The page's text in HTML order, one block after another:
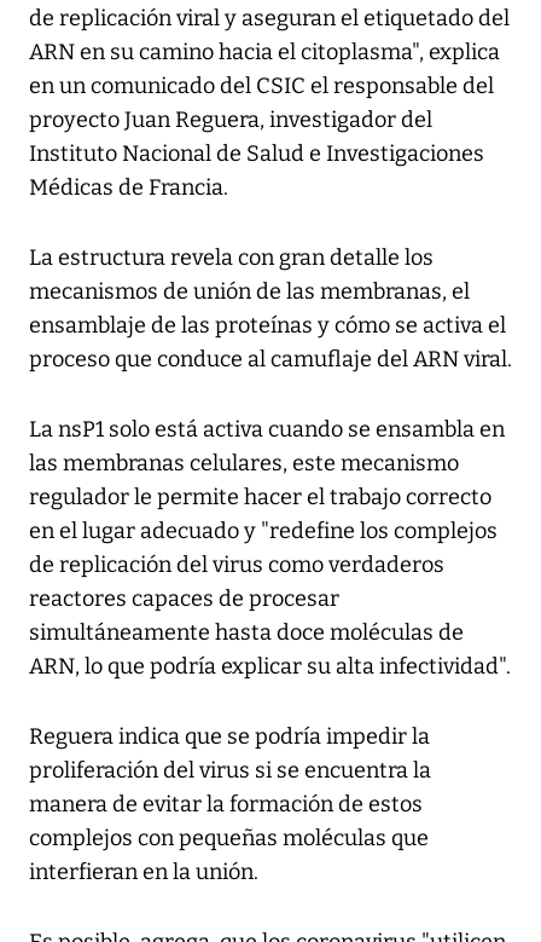
de replicación viral y aseguran el etiquetado del
ARN en su camino hacia el citoplasma", explica
en un comunicado del CSIC el responsable del
proyecto Juan Reguera, investigador del
Instituto Nacional de Salud e Investigaciones
Médicas de Francia.
La estructura revela con gran detalle los
mecanismos de unión de las membranas, el
ensamblaje de las proteínas y cómo se activa el
proceso que conduce al camuflaje del ARN viral.
La nsP1 solo está activa cuando se ensambla en
las membranas celulares, este mecanismo
regulador le permite hacer el trabajo correcto
en el lugar adecuado y "redefine los complejos
de replicación del virus como verdaderos
reactores capaces de procesar
simultáneamente hasta doce moléculas de
ARN, lo que podría explicar su alta infectividad".
Reguera indica que se podría impedir la
proliferación del virus si se encuentra la
manera de evitar la formación de estos
complejos con pequeñas moléculas que
interfieran en la unión.